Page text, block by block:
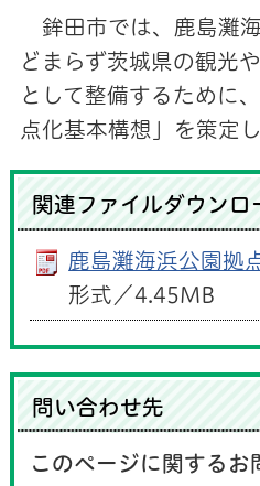
鉾田市では、鹿島灘
どまらず茨城県の観光
として整備するために
点化基本構想」を策定
関連ファイルダウンロ
鹿島灘海浜公園拠
形式／4.45MB
問い合わせ先
このページに関するお